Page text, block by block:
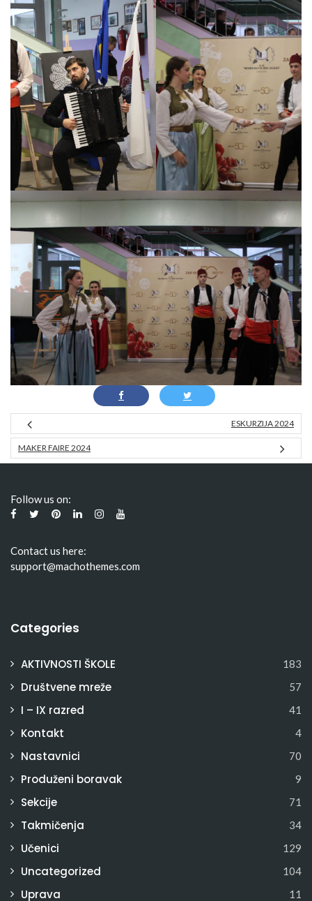
ESKURZIJA 2024
MAKER FAIRE 2024
Follow us on:
Contact us here:
support@machothemes.com
Categories
AKTIVNOSTI ŠKOLE 183
Društvene mreže 57
I – IX razred 41
Kontakt 4
Nastavnici 70
Produženi boravak 9
Sekcije 71
Takmičenja 34
Učenici 129
Uncategorized 104
Uprava 11